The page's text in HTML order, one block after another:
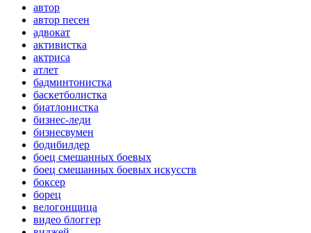
автор
автор песен
адвокат
активистка
актриса
атлет
бадминтонистка
баскетболистка
биатлонистка
бизнес-леди
бизнесвумен
бодибилдер
боец смешанных боевых
боец смешанных боевых искусств
боксер
борец
велогонщица
видео блоггер